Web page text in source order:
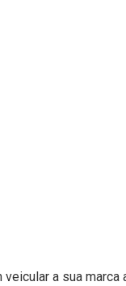
a sua